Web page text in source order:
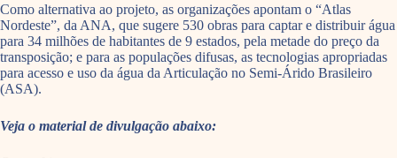
Como alternativa ao projeto, as organizações apontam o “Atlas
Nordeste”, da ANA, que sugere 530 obras para captar e distribuir água
para 34 milhões de habitantes de 9 estados, pela metade do preço da
transposição; e para as populações difusas, as tecnologias apropriadas
para acesso e uso da água da Articulação no Semi-Árido Brasileiro
(ASA).
Veja o material de divulgação abaixo: